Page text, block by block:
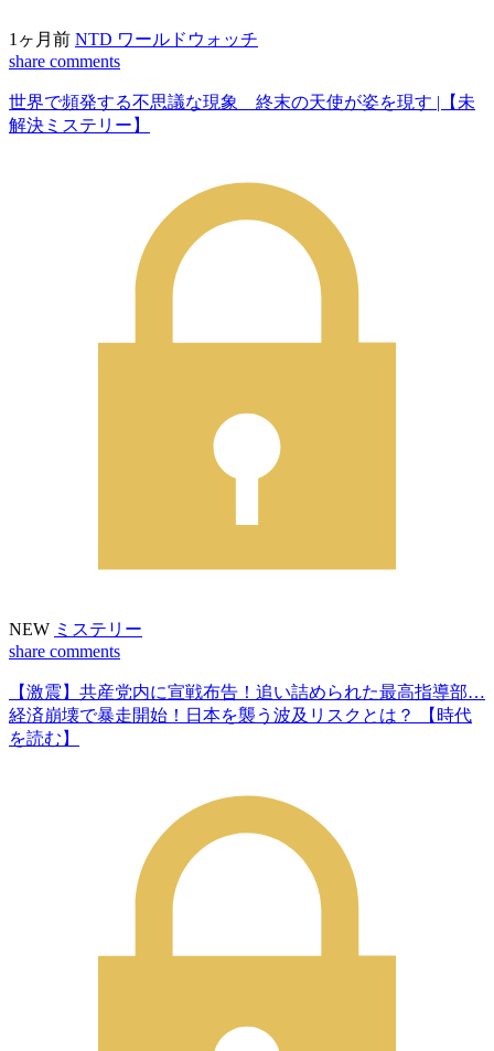
1ヶ月前 NTD ワールドウォッチ
share comments
世界で頻発する不思議な現象 終末の天使が姿を現す |【未
解決ミステリー】
NEW ミステリー
share comments
【激震】共産党内に宣戦布告！追い詰められた最高指導部…
経済崩壊で暴走開始！日本を襲う波及リスクとは？ 【時代
を読む】